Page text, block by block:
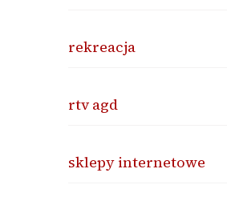
rekreacja
rtv agd
sklepy internetowe